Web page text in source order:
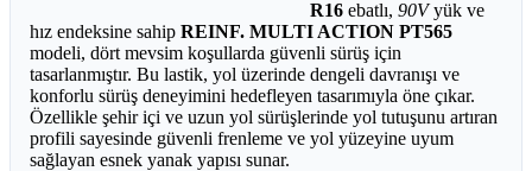
R16 ebatlı, 90Vyük ve
hız endeksine sahip REINF. MULTI ACTION PT565
modeli, dört mevsim koşullarda güvenli sürüş için
tasarlanmıştır. Bu lastik, yol üzerinde dengeli davranışı ve
konforlu sürüş deneyimini hedefleyen tasarımıyla öne çıkar.
Özellikle şehir içi ve uzun yol sürüşlerinde yol tutuşunu artıran
profili sayesinde güvenli frenleme ve yol yüzeyine uyum
sağlayan esnek yanak yapısı sunar.